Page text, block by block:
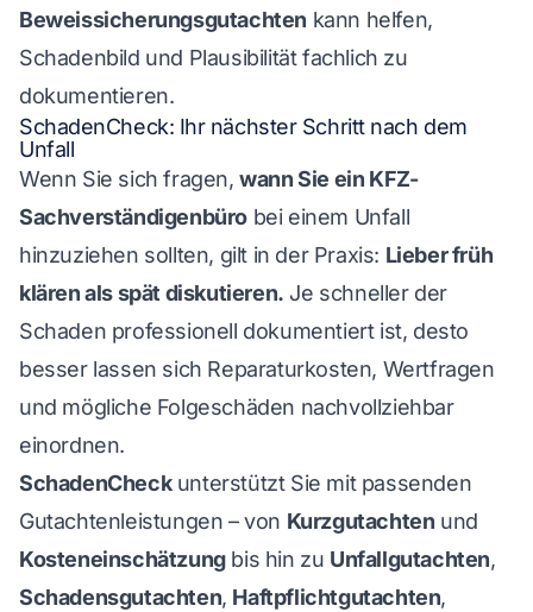
Beweissicherungsgutachten kann helfen,
Schadenbild und Plausibilität fachlich zu
dokumentieren.
SchadenCheck: Ihr nächster Schritt nach dem
Unfall
Wenn Sie sich fragen,wann Sie ein KFZ-
Sachverständigenbüro bei einem Unfall
hinzuziehen sollten, gilt in der Praxis: Lieber früh
klären als spät diskutieren. Je schneller der
Schaden professionell dokumentiert ist, desto
besser lassen sich Reparaturkosten, Wertfragen
und mögliche Folgeschäden nachvollziehbar
einordnen.
SchadenCheckunterstützt Sie mit passenden
Gutachtenleistungen – von Kurzgutachten und
Kosteneinschätzungbis hin zu Unfallgutachten,
Schadensgutachten, Haftpflichtgutachten,